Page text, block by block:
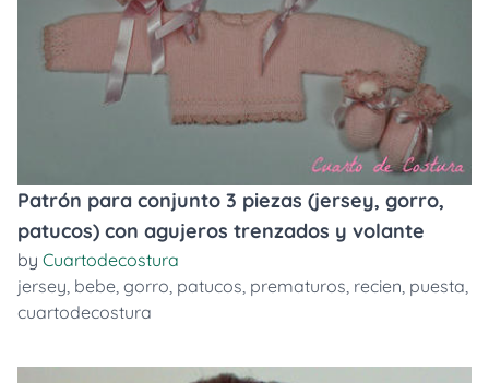
Patrón para conjunto 3 piezas (jersey, gorro,
patucos) con agujeros trenzados y volante
by Cuartodecostura
jersey, bebe, gorro, patucos, prematuros, recien, puesta,
cuartodecostura